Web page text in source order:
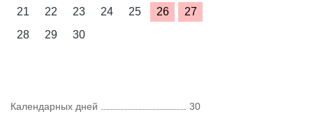
21
22 23 24 25 26
27
28
29 30
Календарных дней
30